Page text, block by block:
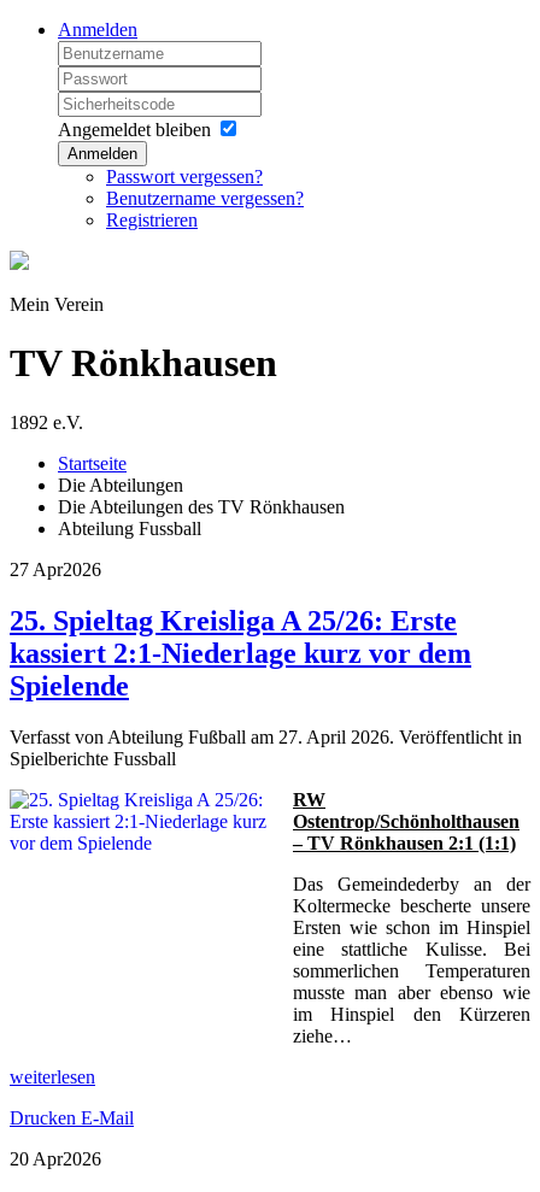
Anmelden
Angemeldet bleiben
Anmelden
Passwort vergessen?
Benutzername vergessen?
Registrieren
Mein Verein
TV Rönkhausen
1892 e.V.
Startseite
Die Abteilungen
Die Abteilungen des TV Rönkhausen
Abteilung Fussball
27 Apr2026
25. Spieltag Kreisliga A 25/26: Erste
kassiert 2:1-Niederlage kurz vor dem
Spielende
Verfasst von Abteilung Fußball am 27. April 2026. Veröffentlicht in
Spielberichte Fussball
RW
Ostentrop/Schönholthausen
– TV Rönkhausen 2:1 (1:1)
Das Gemeindederby an der
Koltermecke bescherte unsere
Ersten wie schon im Hinspiel
eine stattliche Kulisse. Bei
sommerlichen Temperaturen
musste man aber ebenso wie
im Hinspiel den Kürzeren
ziehe…
weiterlesen
Drucken E-Mail
20 Apr2026